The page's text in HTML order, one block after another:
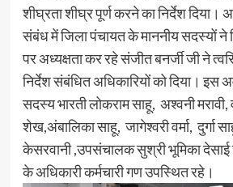
शीघ्रता शीघ्र पूर्ण करने का निर्देश
संबंध में जिला पंचायत के माननीय सदस्यों ने
पर अध्यक्षता कर रहे संजीत बनर्जी जी ने
निर्देश संबंधित अधिकारियों को दिया। इस
सदस्य भारती लोकराम साहू, अश्वनी मरावी,
शेख,अंबालिका साहू, जागेश्वरी वर्मा, दुर्गा
केसरवानी ,उपसंचालक सुश्री भूमिका देसाई
के अधिकारी कर्मचारी गण उपस्थित रहे।